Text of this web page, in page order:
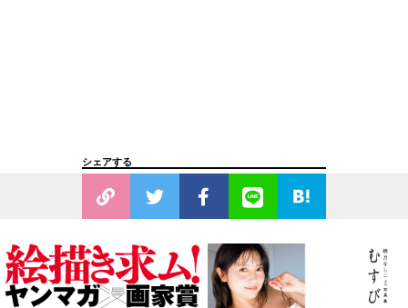
シェアする